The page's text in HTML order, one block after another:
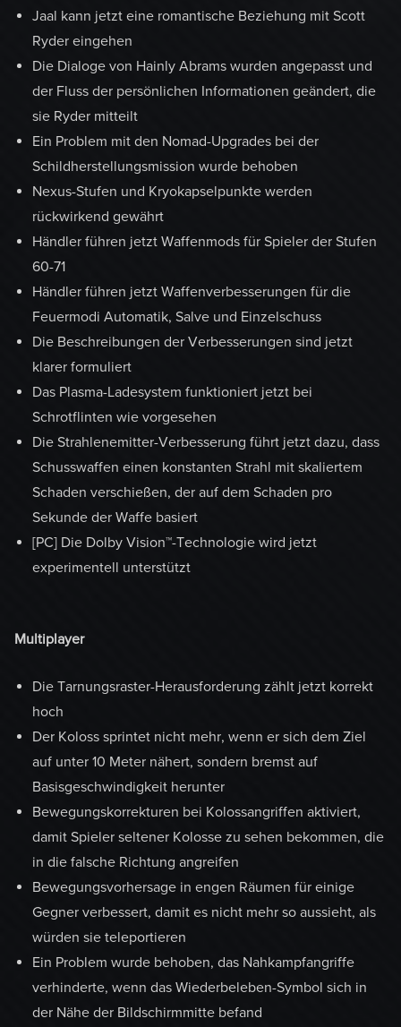
Jaal kann jetzt eine romantische Beziehung mit Scott
Ryder eingehen
Die Dialoge von Hainly Abrams wurden angepasst und
der Fluss der persönlichen Informationen geändert, die
sie Ryder mitteilt
Ein Problem mit den Nomad-Upgrades bei der
Schildherstellungsmission wurde behoben
Nexus-Stufen und Kryokapselpunkte werden
rückwirkend gewährt
Händler führen jetzt Waffenmods für Spieler der Stufen
60-71
Händler führen jetzt Waffenverbesserungen für die
Feuermodi Automatik, Salve und Einzelschuss
Die Beschreibungen der Verbesserungen sind jetzt
klarer formuliert
Das Plasma-Ladesystem funktioniert jetzt bei
Schrotflinten wie vorgesehen
Die Strahlenemitter-Verbesserung führt jetzt dazu, dass
Schusswaffen einen konstanten Strahl mit skaliertem
Schaden verschießen, der auf dem Schaden pro
Sekunde der Waffe basiert
[PC] Die Dolby Vision™-Technologie wird jetzt
experimentell unterstützt
Multiplayer
Die Tarnungsraster-Herausforderung zählt jetzt korrekt
hoch
Der Koloss sprintet nicht mehr, wenn er sich dem Ziel
auf unter 10 Meter nähert, sondern bremst auf
Basisgeschwindigkeit herunter
Bewegungskorrekturen bei Kolossangriffen aktiviert,
damit Spieler seltener Kolosse zu sehen bekommen, die
in die falsche Richtung angreifen
Bewegungsvorhersage in engen Räumen für einige
Gegner verbessert, damit es nicht mehr so aussieht, als
würden sie teleportieren
Ein Problem wurde behoben, das Nahkampfangriffe
verhinderte, wenn das Wiederbeleben-Symbol sich in
der Nähe der Bildschirmmitte befand